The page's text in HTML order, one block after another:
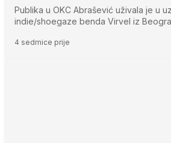
Publika u OKC Abrašević uživala je u
indie/shoegaze benda Virvel iz
4 sedmice prije